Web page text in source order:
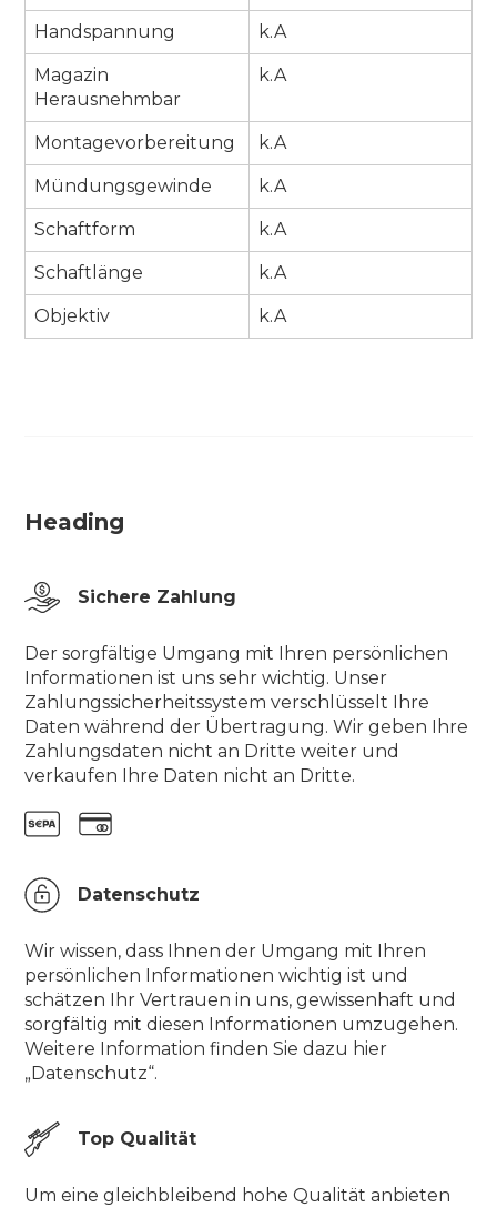
Handspannung k.A
Magazin
Herausnehmbar
k.A
Montagevorbereitung k.A
Mündungsgewinde k.A
Schaftform k.A
Schaftlänge k.A
Objektiv k.A
Heading
Sichere Zahlung
Der sorgfältige Umgang mit Ihren persönlichen
Informationen ist uns sehr wichtig. Unser
Zahlungssicherheitssystem verschlüsselt Ihre
Daten während der Übertragung. Wir geben Ihre
Zahlungsdaten nicht an Dritte weiter und
verkaufen Ihre Daten nicht an Dritte.
Datenschutz
Wir wissen, dass Ihnen der Umgang mit Ihren
persönlichen Informationen wichtig ist und
schätzen Ihr Vertrauen in uns, gewissenhaft und
sorgfältig mit diesen Informationen umzugehen.
Weitere Information finden Sie dazu hier
„Datenschutz“.
Top Qualität
Um eine gleichbleibend hohe Qualität anbieten